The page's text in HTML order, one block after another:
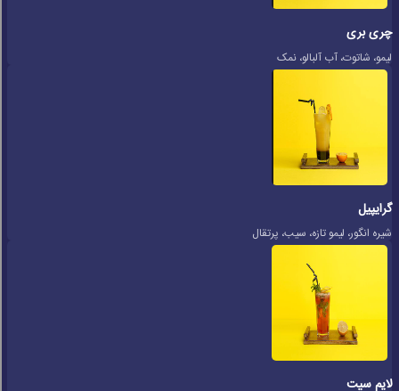
چری بری
لیمو، شاتوت، آب آلبالو، نمک
گرایپیل
شیره انگور، لیمو تازه، سیب، پرتقال
لایم سیت